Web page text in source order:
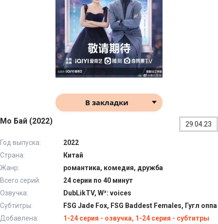
В закладки
Мо Бай (2022) 29.04.23
Год выпуска:
2022
Страна:
Китай
Жанр:
романтика, комедия, дружба
Всего серий:
24 серии по 40 минут
Озвучка:
DubLikTV, W³: voices
Субтитры:
FSG Jade Fox, FSG Baddest Females, Гугл оппа
Добавлена:
1-24 серия - озвучка, 1-24 серия - субтитры